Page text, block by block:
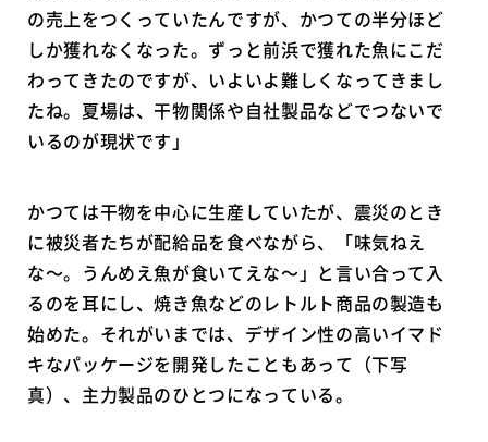
の売上をつくっていたんですが、かつての半分ほど
しか獲れなくなった。ずっと前浜で獲れた魚にこだ
わってきたのですが、いよいよ難しくなってきまし
たね。夏場は、干物関係や自社製品などでつないで
いるのが現状です」
かつては干物を中心に生産していたが、震災のとき
に被災者たちが配給品を食べながら、「味気ねえ
な〜。うんめえ魚が食いてえな〜」と言い合って入
るのを耳にし、焼き魚などのレトルト商品の製造も
始めた。それがいまでは、デザイン性の高いイマド
キなパッケージを開発したこともあって（下写
真）、主力製品のひとつになっている。